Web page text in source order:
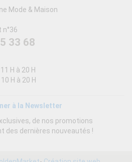
Mode & Maison
n°36
33 68
H à 20 H
H à 20 H
à la Newsletter
de nos promotions
des dernières nouveautés !